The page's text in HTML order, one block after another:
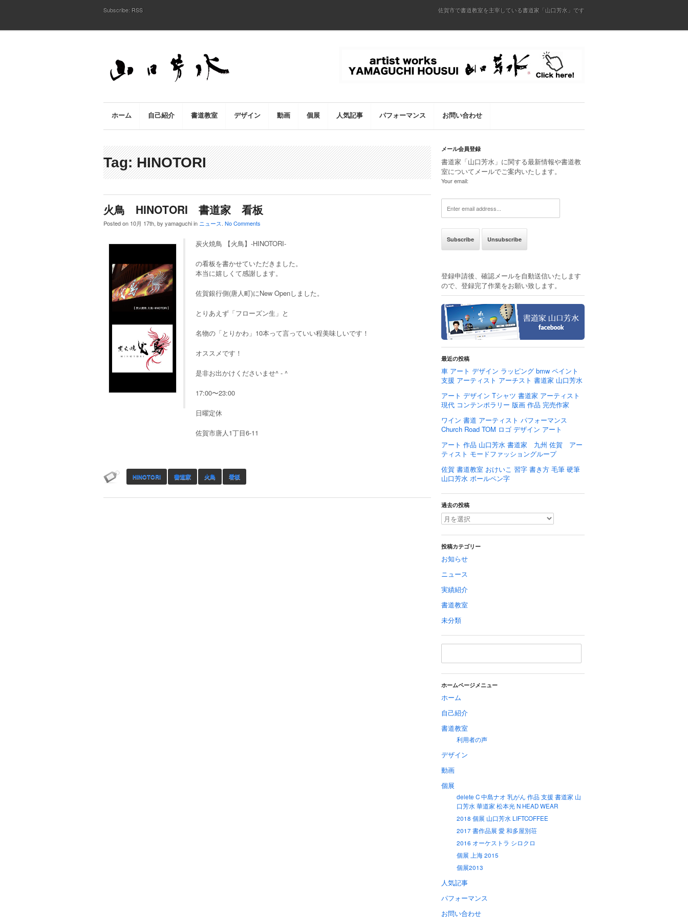
Subscribe: RSS 佐賀市で書道教室を主宰している書道家「山口芳水」です
ホーム 自己紹介 書道教室 デザイン 動画 個展 人気記事 パフォーマンス お問い合わせ
Tag: HINOTORI
火鳥 HINOTORI 書道家 看板
Posted on 10月 17th, by yamaguchi in ニュース. No Comments
炭火焼鳥 【火鳥】-HINOTORI-
の看板を書かせていただきました。
本当に嬉しくて感謝します。
佐賀銀行側(唐人町)にNew Openしました。
とりあえず「フローズン生」と
名物の「とりかわ」10本って言っていい程美味しいです！
オススメです！
是非お出かけくださいませ^ - ^
17:00〜23:00
日曜定休
佐賀市唐人1丁目6-11
HINOTORI 書道家 火鳥 看板
メール会員登録
書道家「山口芳水」に関する最新情報や書道教
室についてメールでご案内いたします。
Your email:
登録申請後、確認メールを自動送信いたします
ので、登録完了作業をお願い致します。
最近の投稿
車 アート デザイン ラッピング bmw ペイント
支援 アーティスト アーチスト 書道家 山口芳水
アート デザイン Tシャツ 書道家 アーティスト
現代 コンテンポラリー 版画 作品 完売作家
ワイン 書道 アーティスト パフォーマンス
Church Road TOM ロゴ デザイン アート
アート 作品 山口芳水 書道家 九州 佐賀 アー
ティスト モードファッショングループ
佐賀 書道教室 おけいこ 習字 書き方 毛筆 硬筆
山口芳水 ボールペン字
過去の投稿
投稿カテゴリー
お知らせ
ニュース
実績紹介
書道教室
未分類
ホームページメニュー
ホーム
自己紹介
書道教室
利用者の声
デザイン
動画
個展
delete C 中島ナオ 乳がん 作品 支援 書道家 山
口芳水 華道家 松本光 N HEAD WEAR
2018 個展 山口芳水 LIFTCOFFEE
2017 書作品展 愛 和多屋別荘
2016 オーケストラ シロクロ
個展 上海 2015
個展2013
人気記事
パフォーマンス
お問い合わせ